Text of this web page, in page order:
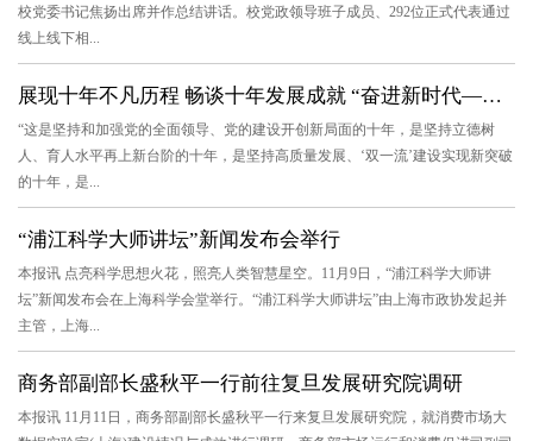
校党委书记焦扬出席并作总结讲话。校党政领导班子成员、292位正式代表通过
线上线下相...
展现十年不凡历程 畅谈十年发展成就 “奋进新时代——我们这十年...
“这是坚持和加强党的全面领导、党的建设开创新局面的十年，是坚持立德树
人、育人水平再上新台阶的十年，是坚持高质量发展、‘双一流’建设实现新突破
的十年，是...
“浦江科学大师讲坛”新闻发布会举行
本报讯 点亮科学思想火花，照亮人类智慧星空。11月9日，“浦江科学大师讲
坛”新闻发布会在上海科学会堂举行。“浦江科学大师讲坛”由上海市政协发起并
主管，上海...
商务部副部长盛秋平一行前往复旦发展研究院调研
本报讯 11月11日，商务部副部长盛秋平一行来复旦发展研究院，就消费市场大